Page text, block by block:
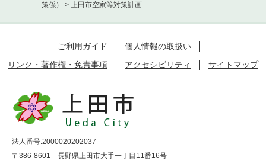
策係）
> 上田市空家等対策計画
ご利用ガイド
個人情報の取扱い
リンク・著作権・免責事項
アクセシビリティ サイトマップ
法人番号:2000020202037
〒386-8601 長野県上田市大手一丁目11番16号